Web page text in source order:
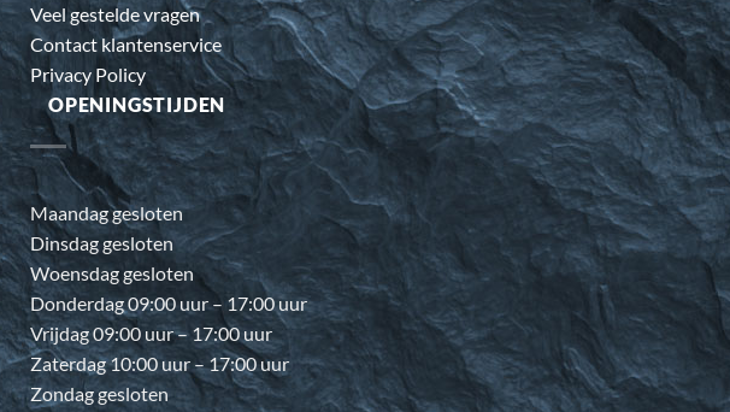
Veel gestelde vragen
Contact klantenservice
Privacy Policy
OPENINGSTIJDEN
Maandag gesloten
Dinsdag gesloten
Woensdag gesloten
Donderdag 09:00 uur – 17:00 uur
Vrijdag 09:00 uur – 17:00 uur
Zaterdag 10:00 uur – 17:00 uur
Zondag gesloten